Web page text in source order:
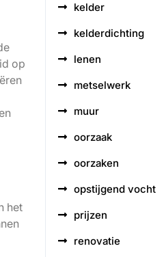
op
het
kelder
kelderdichting
lenen
metselwerk
muur
oorzaak
oorzaken
opstijgend vocht
prijzen
renovatie